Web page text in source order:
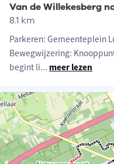
Van de Willekesberg
8.1 km
Parkeren: Gemeenteplein
Bewegwijzering:
begint li... meer lezen